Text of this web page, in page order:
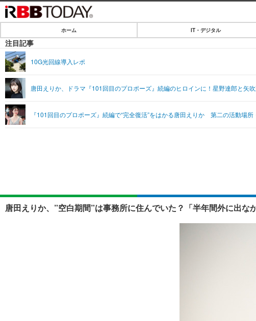
IT・デジタル
ショッピング
SPEED TEST
エンタメ
エンタメTOP
ショッピング
ライフ
ホーム IT・デジタル
注目記事
10G光回線導入レポ
唐田えりか、ドラマ『101回目のプロポーズ』続編のヒロインに！星野達郎と矢
『101回目のプロポーズ』続編で“完全復活”をはかる唐田えりか 第二の活動場
唐田えりか、”空白期間”は事務所に住んでいた？「半年間外に出な